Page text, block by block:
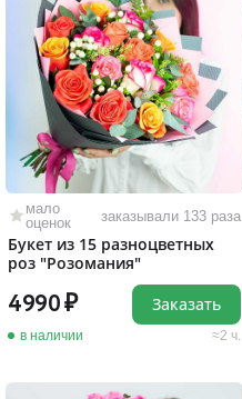
мало
оценок
заказывали 133 раза
Букет из 15 разноцветных
роз "Розомания"
4990
в наличии 2 ч.
Заказать